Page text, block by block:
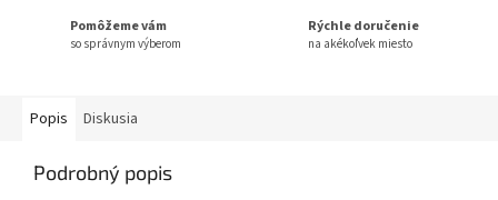
Pomôžeme vám
so správnym výberom
Rýchle doručenie
na akékoľvek miesto
Popis Diskusia
Podrobný popis